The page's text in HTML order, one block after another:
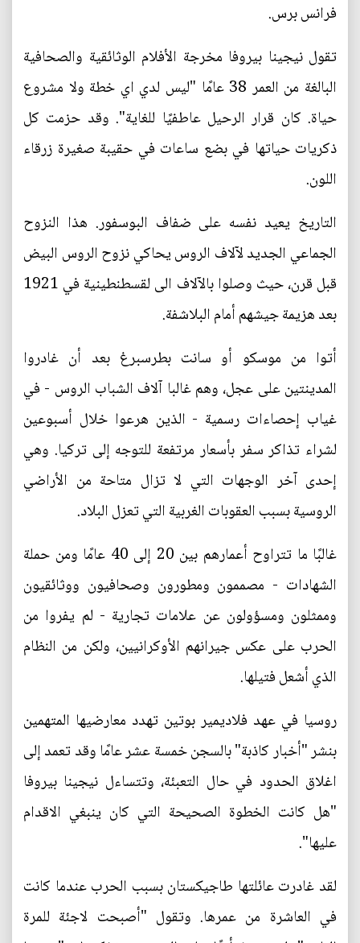
فرانس برس.
تقول نيجينا بيروفا مخرجة الأفلام الوثائقية والصحافية
البالغة من العمر 38 عامًا "ليس لدي اي خطة ولا مشروع
حياة. كان قرار الرحيل عاطفيًا للغاية". وقد حزمت كل
ذكريات حياتها في بضع ساعات في حقيبة صغيرة زرقاء
اللون.
التاريخ يعيد نفسه على ضفاف البوسفور. هذا النزوح
الجماعي الجديد لآلاف الروس يحاكي نزوح الروس البيض
قبل قرن، حيث وصلوا بالآلاف الى لقسطنطينية في 1921
بعد هزيمة جيشهم أمام البلاشفة.
أتوا من موسكو أو سانت بطرسبرغ بعد أن غادروا
المدينتين على عجل، وهم غالبا آلاف الشباب الروس - في
غياب إحصاءات رسمية - الذين هرعوا خلال أسبوعين
لشراء تذاكر سفر بأسعار مرتفعة للتوجه إلى تركيا. وهي
إحدى آخر الوجهات التي لا تزال متاحة من الأراضي
الروسية بسبب العقوبات الغربية التي تعزل البلاد.
غالبًا ما تتراوح أعمارهم بين 20 إلى 40 عامًا ومن حملة
الشهادات - مصممون ومطورون وصحافيون ووثائقيون
وممثلون ومسؤولون عن علامات تجارية - لم يفروا من
الحرب على عكس جيرانهم الأوكرانيين، ولكن من النظام
الذي أشعل فتيلها.
روسيا في عهد فلاديمير بوتين تهدد معارضيها المتهمين
بنشر "أخبار كاذبة" بالسجن خمسة عشر عامًا وقد تعمد إلى
اغلاق الحدود في حال التعبئة، وتتساءل نيجينا بيروفا
"هل كانت الخطوة الصحيحة التي كان ينبغي الاقدام
عليها".
لقد غادرت عائلتها طاجيكستان بسبب الحرب عندما كانت
في العاشرة من عمرها. وتقول "أصبحت لاجئة للمرة